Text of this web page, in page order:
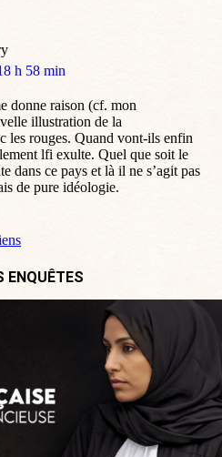
h 58 min
donne raison (cf. mon
illustration de la
les rouges. Quand vont-ils enfin
lfi exulte. Quel que soit le
dans ce pays et là il ne s’agit pas
de pure idéologie.
ENQUÊTES